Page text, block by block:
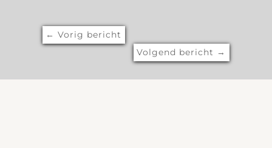
← Vorig bericht
Volgend bericht →